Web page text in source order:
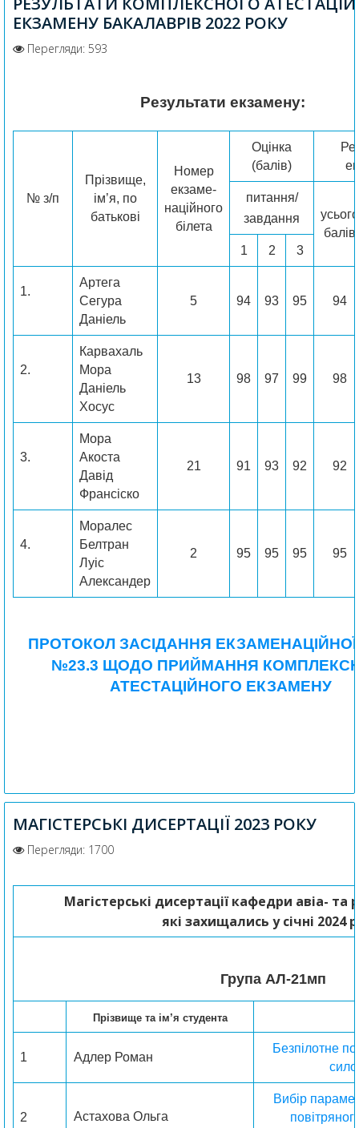
ЕКЗАМЕНУ БАКАЛАВРІВ 2022 РОКУ
Перегляди: 593
Результати екзамену:
№ з/п
Прізвище,
ім’я, по
батькові
Номер
екзаме­
наційного
білета
Оцінка
(балів)
питання/
завдання
усього
балів
1
2 3
1.
Артега
Сегура
Даніель
5 94 93 95 94
2.
Карвахаль
Мора
Даніель
Хосус
13 98 97 99 98
3.
Мора
Акоста
Давід
Франсіско
21 91 93 92 92
4.
Моралес
Белтран
Луіс
Александер
2 95 95 95 95
ПРОТОКОЛ ЗАСІДАННЯ ЕКЗАМЕНАЦІЙНОЇ
№23.3 ЩОДО ПРИЙМАННЯ
АТЕСТАЦІЙНОГО ЕКЗАМЕНУ
МАГІСТЕРСЬКІ ДИСЕРТАЦІЇ 2023 РОКУ
Перегляди: 1700
Магістерські дисертаціїкафедри авіа- та
які захищались у січні 2024
Група AЛ-21мп
Прізвище та ім’я студента
1 Адлер Роман
Безпілотне
2 Астахова Ольга
Вибір